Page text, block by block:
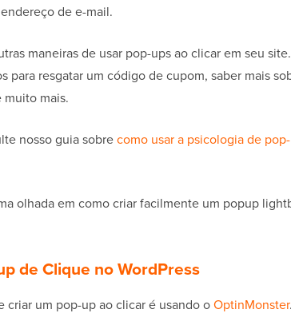
de e-mail.
maneiras de usar pop-ups ao clicar em seu
para resgatar um código de cupom, saber mais
muito mais.
nosso guia sobrecomo usar a psicologia de
olhada em como criar facilmente um popup
de Clique no WordPress
criar um pop-up ao clicar é usando oOptinMonster